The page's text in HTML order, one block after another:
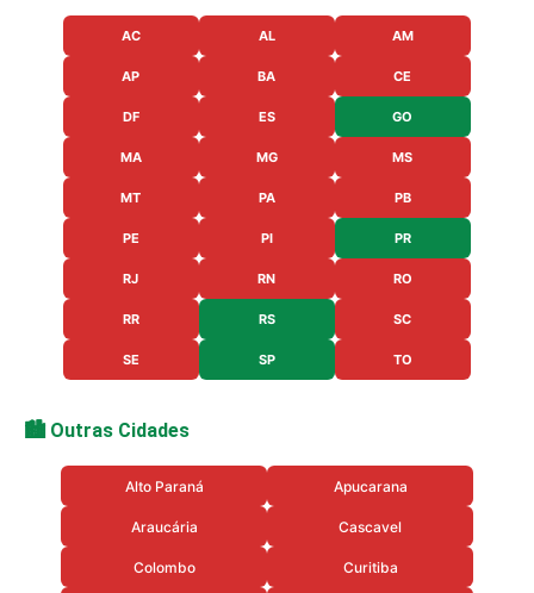
AC AL AM
AP BA CE
DF ES GO
MA MG MS
MT PA PB
PE PI PR
RJ RN RO
RR RS SC
SE SP TO
🏙️ Outras Cidades
Alto Paraná Apucarana
Araucária Cascavel
Colombo Curitiba